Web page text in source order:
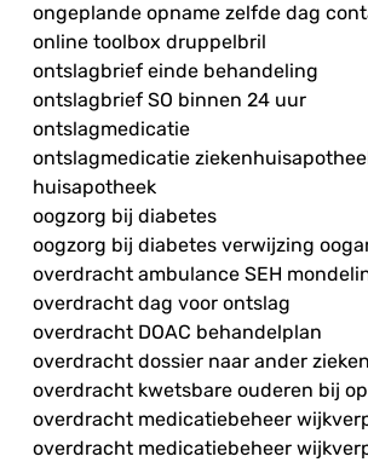
ongeplande opname zelfde dag
online toolbox druppelbril
ontslagbrief einde behandeling
ontslagbrief SO binnen 24 uur
ontslagmedicatie
ontslagmedicatie
huisapotheek
oogzorg bij diabetes
oogzorg bij diabetes verwijzing
overdracht ambulance SEH
overdracht dag voor ontslag
overdracht DOAC behandelplan
overdracht dossier naar ander
overdracht kwetsbare ouderen bij
overdracht medicatiebeheer
overdracht medicatiebeheer